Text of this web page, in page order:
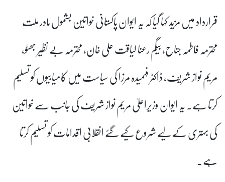
قرارداد میں مزید کہا گیا کہ یہ ایوان پاکستانی خواتین بشمول مادر ملت
محترمہ فاطمہ جناح، بیگم رعنا لیاقت علی خان، محترمہ بے نظیر بھٹو،
مریم نواز شریف، ڈاکٹر فہمیدہ مرزا کی سیاست میں کامیابیوں کو تسلیم
کرتا ہے۔ یہ ایوان وزیراعلیٰ مریم نواز شریف کی جانب سے خواتین
کی بہتری کے لیے شروع کیے گئے انقلابی اقدامات کو تسلیم کرتا
ہے۔